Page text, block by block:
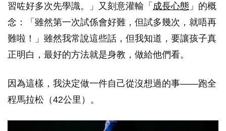
習咗好多次先學識。」又刻意灌輸「 成長心態 」的概
念：「雖然第一次試係會好難，但試多幾次，就唔再
難啦！」雖然我常說這些話，但我知道，要讓孩子真
正明白，最好的方法就是身教，做給他們看。
因為這樣，我決定做一件自己從沒想過的事——跑全
程馬拉松（42公里）。